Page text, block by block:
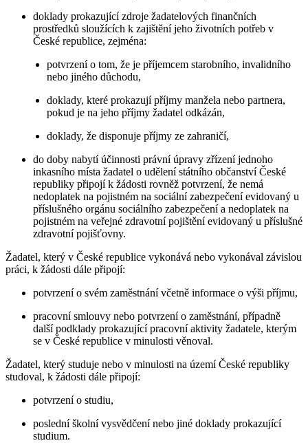
doklady prokazující zdroje žadatelových finančních
prostředků sloužících k zajištění jeho životních potřeb v
České republice, zejména:
potvrzení o tom, že je příjemcem starobního, invalidního
nebo jiného důchodu,
doklady, které prokazují příjmy manžela nebo partnera,
pokud je na jeho příjmy žadatel odkázán,
doklady, že disponuje příjmy ze zahraničí,
do doby nabytí účinnosti právní úpravy zřízení jednoho
inkasního místa žadatel o udělení státního občanství České
republiky připojí k žádosti rovněž potvrzení, že nemá
nedoplatek na pojistném na sociální zabezpečení evidovaný u
příslušného orgánu sociálního zabezpečení a nedoplatek na
pojistném na veřejné zdravotní pojištění evidovaný u příslušné
zdravotní pojišťovny.
Žadatel, který v České republice vykonává nebo vykonával závislou
práci, k žádosti dále připojí:
potvrzení o svém zaměstnání včetně informace o výši příjmu,
pracovní smlouvy nebo potvrzení o zaměstnání, případně
další podklady prokazující pracovní aktivity žadatele, kterým
se v České republice v minulosti věnoval.
Žadatel, který studuje nebo v minulosti na území České republiky
studoval, k žádosti dále připojí:
potvrzení o studiu,
poslední školní vysvědčení nebo jiné doklady prokazující
studium.